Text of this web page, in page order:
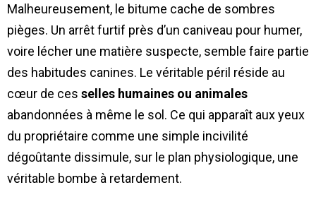
Malheureusement, le bitume cache de sombres
pièges. Un arrêt furtif près d’un caniveau pour humer,
voire lécher une matière suspecte, semble faire partie
des habitudes canines. Le véritable péril réside au
cœur de ces selles humaines ou animales
abandonnées à même le sol. Ce qui apparaît aux yeux
du propriétaire comme une simple incivilité
dégoûtante dissimule, sur le plan physiologique, une
véritable bombe à retardement.